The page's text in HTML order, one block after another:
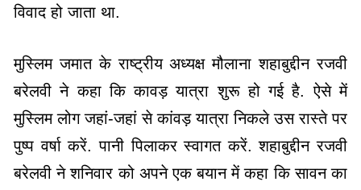
विवाद हो जाता था.
मुस्लिम जमात के राष्ट्रीय अध्यक्ष मौलाना शहाबुद्दीन रजवी
बरेलवी ने कहा कि कावड़ यात्रा शुरू हो गई है. ऐसे में
मुस्लिम लोग जहां-जहां से कांवड़ यात्रा निकले उस रास्ते पर
पुष्प वर्षा करें. पानी पिलाकर स्वागत करें. शहाबुद्दीन रजवी
बरेलवी ने शनिवार को अपने एक बयान में कहा कि सावन का